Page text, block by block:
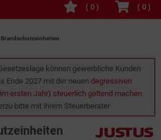
( 0 )
( 0 )
Brandschutzeinheiten
können gewerbliche Kunden
Ende 2027 mit der neuen degressiven
ersten Jahr) steuerlich geltend machen.
bitte mit ihrem Steuerberater